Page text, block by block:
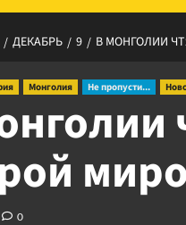
ДЕКАБРЬ 9 В МОНГОЛИИ
Монголия Не пропусти...
0